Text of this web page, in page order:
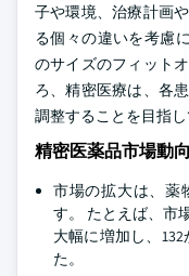
子や環境、治療計画
る個々の違いを考慮
のサイズのフィット
ろ、精密医療は、各
調整することを目指し
精密医薬品市場動向
市場の拡大は、薬
す。 たとえば、市
大幅に増加し、132
た。